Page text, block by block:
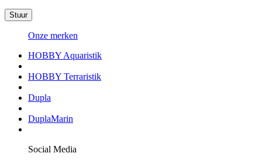
Stuur
Onze merken
HOBBY Aquaristik
HOBBY Terraristik
Dupla
DuplaMarin
Social Media